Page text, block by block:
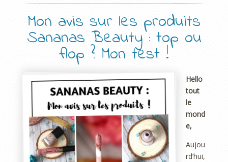
Mon avis sur les produits
Sananas Beauty : top ou
flop ? Mon test !
Hello
tout
le
mond
e,
Aujou
rd’hui,